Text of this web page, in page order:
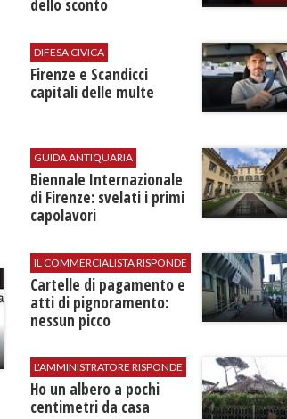
dello sconto
DIFESA CIVICA
Firenze e Scandicci
capitali delle multe
GUIDA ANTIQUARIA
Biennale Internazionale
di Firenze: svelati i primi
capolavori
IL COMMERCIALISTA RISPONDE
Cartelle di pagamento e
atti di pignoramento:
nessun picco
L'AMMINISTRATORE RISPONDE
Ho un albero a pochi
centimetri da casa